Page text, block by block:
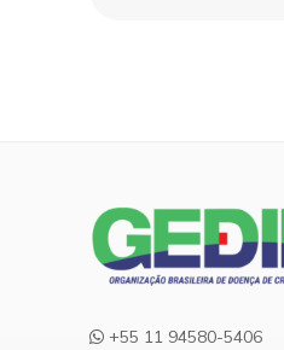
+55 11 94580-5406